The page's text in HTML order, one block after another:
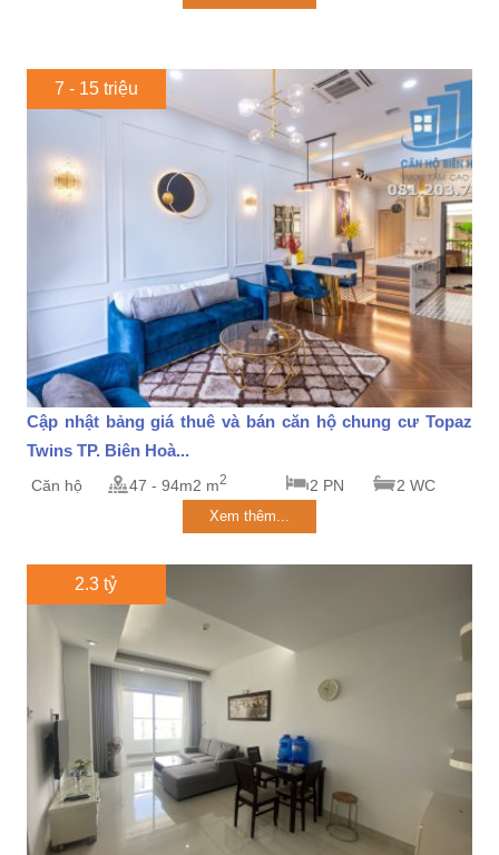
7 - 15 triệu
Cập nhật bảng giá thuê và bán căn hộ chung cư Topaz
Twins TP. Biên Hoà...
Căn hộ 47 - 94m2 m2 2 PN 2 WC
Xem thêm...
2.3 tỷ